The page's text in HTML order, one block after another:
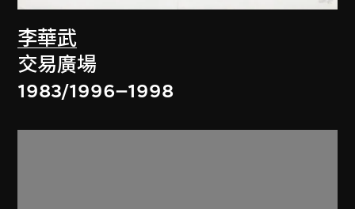
李華武
交易廣場
1983/1996–1998